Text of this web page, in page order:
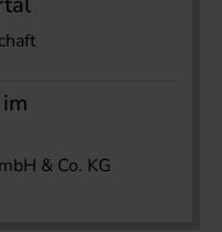
& Co. KG